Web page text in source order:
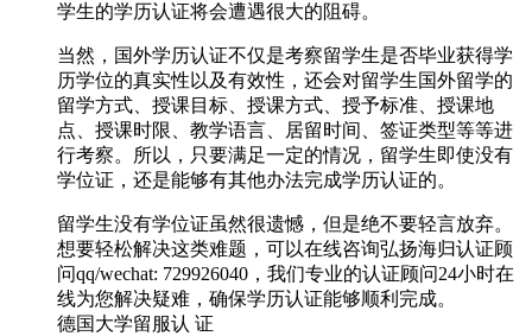
学生的学历认证将会遭遇很大的阻碍。
当然，国外学历认证不仅是考察留学生是否毕业获得学
历学位的真实性以及有效性，还会对留学生国外留学的
留学方式、授课目标、授课方式、授予标准、授课地
点、授课时限、教学语言、居留时间、签证类型等等进
行考察。所以，只要满足一定的情况，留学生即使没有
学位证，还是能够有其他办法完成学历认证的。
留学生没有学位证虽然很遗憾，但是绝不要轻言放弃。
想要轻松解决这类难题，可以在线咨询弘扬海归认证顾
问qq/wechat: 729926040，我们专业的认证顾问24小时在
线为您解决疑难，确保学历认证能够顺利完成。
德国大学留服认 证